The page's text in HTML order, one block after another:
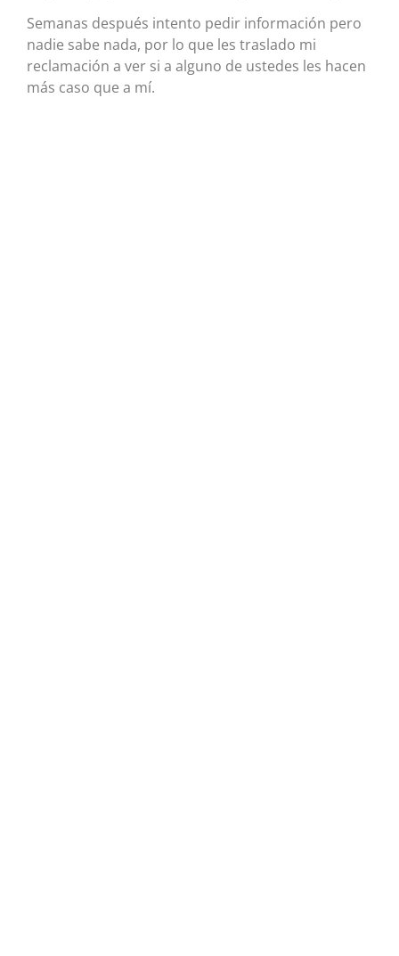
Semanas después intento pedir información pero
nadie sabe nada, por lo que les traslado mi
reclamación a ver si a alguno de ustedes les hacen
más caso que a mí.